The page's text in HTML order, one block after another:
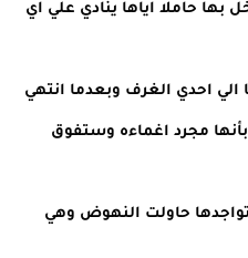
حاملا اياها ينادي علي اي
احدي الغرف وبعدما انتهي
مجرد اغماءه وستفوق
حاولت النهوض وهي